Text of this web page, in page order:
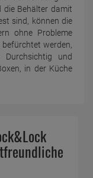
die Behälter damit
sind, können die
ohne Probleme
werden,
und
in der Küche